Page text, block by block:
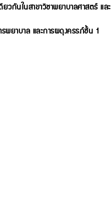
กันในสาขาวิชาพยาบาลศาสตร์ และ
ยาบาล และการผดุงครรภ์ชั้น 1